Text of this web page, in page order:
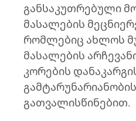
განსაკუთრებული
მასალების
რომლებიც ახლოს
მასალების
კორების
გათვალისწინებით.